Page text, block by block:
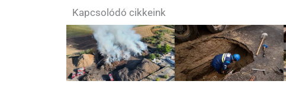
Kapcsolódó cikkeink